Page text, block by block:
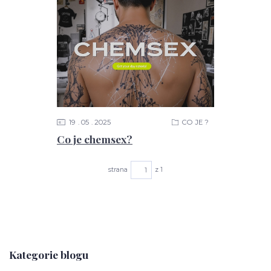
Kategorie blogu
Co je chemsex?
19 05 2025 CO JE ?
strana z 1